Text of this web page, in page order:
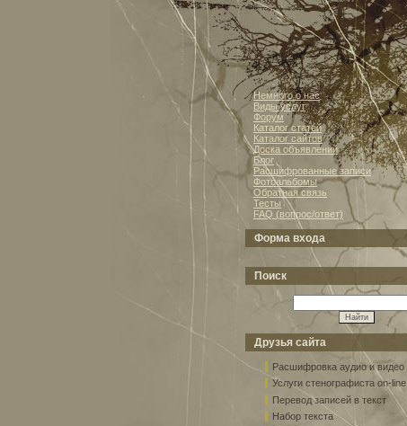
Немного о нас
Виды услуг
Форум
Каталог статей
Каталог сайтов
Доска объявлений
Блог
Расшифрованные записи
Фотоальбомы
Обратная связь
Тесты
FAQ (вопрос/ответ)
Форма входа
Поиск
Друзья сайта
Расшифровка аудио и видео
Услуги стенографиста on-line
Перевод записей в текст
Набор текста